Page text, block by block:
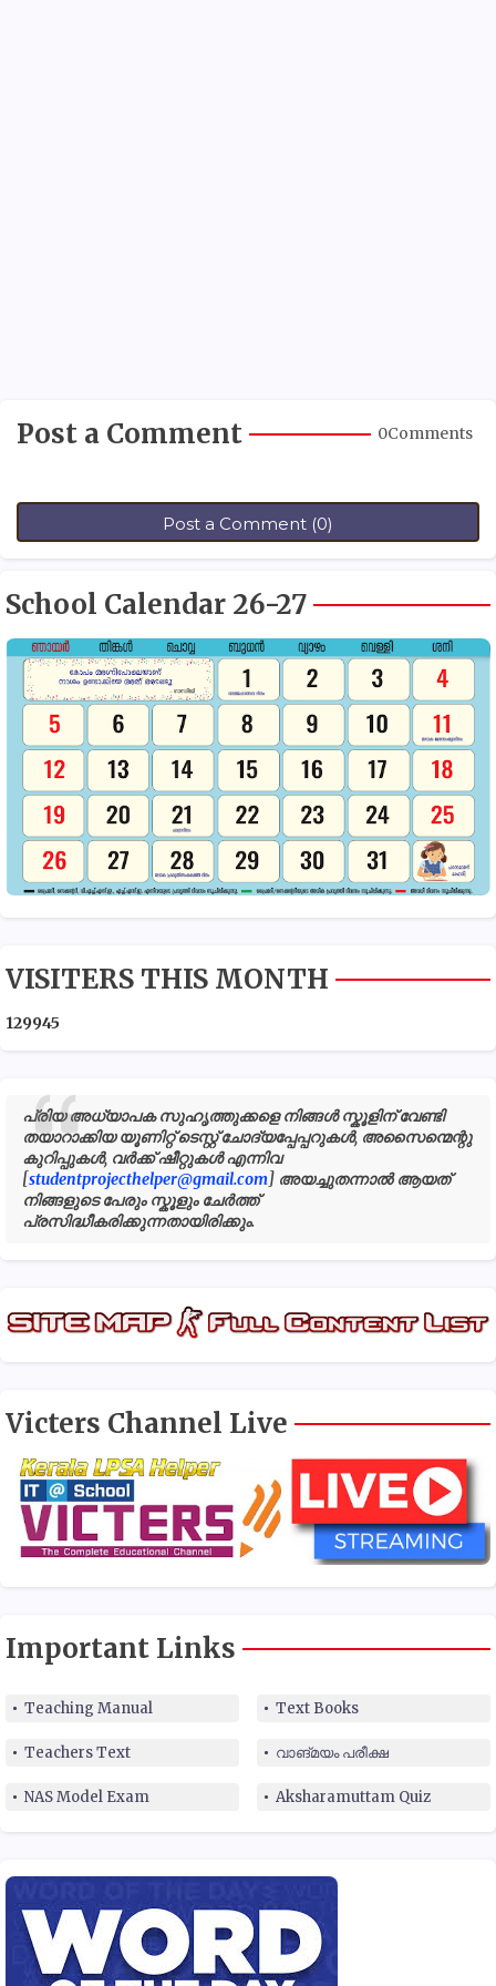
Post a Comment 0Comments
Post a Comment (0)
School Calendar 26-27
VISITERS THIS MONTH
129945
പ്രിയ അധ്യാപക സുഹൃത്തുക്കളെ നിങ്ങൾ സ്കൂളിന് വേണ്ടി
തയാറാക്കിയ യൂണിറ്റ് ടെസ്റ്റ് ചോദ്യപ്പേപ്പറുകൾ, അസൈന്മെന്റു
കുറിപ്പുകൾ, വർക്ക് ഷീറ്റുകൾ എന്നിവ
[studentprojecthelper@gmail.com] അയച്ചുതന്നാൽ ആയത്
നിങ്ങളുടെ പേരും സ്കൂളും ചേർത്ത്
പ്രസിദ്ധീകരിക്കുന്നതായിരിക്കും.
Victers Channel Live
Important Links
Teaching Manual Text Books
Teachers Text വാങ്മയം പരീക്ഷ
NAS Model Exam Aksharamuttam Quiz